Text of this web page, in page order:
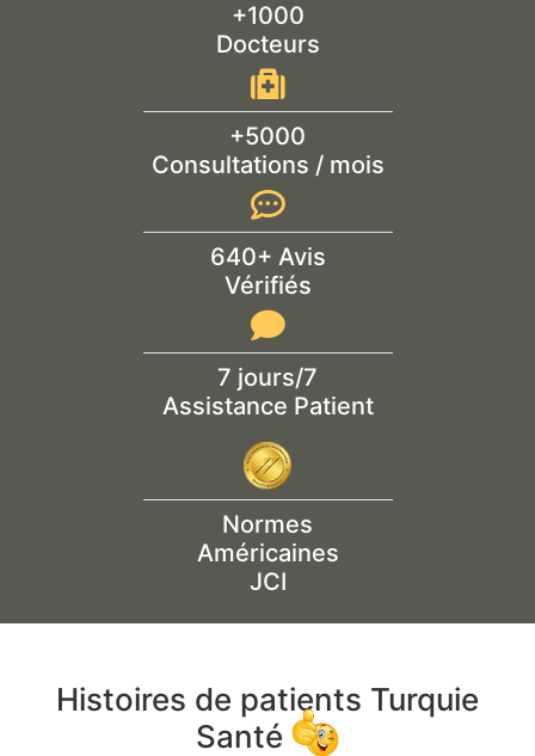
+1000
Docteurs
+5000
Consultations / mois
640+ Avis
Vérifiés
7 jours/7
Assistance Patient
Normes
Américaines
JCI
Histoires de patients Turquie
Santé